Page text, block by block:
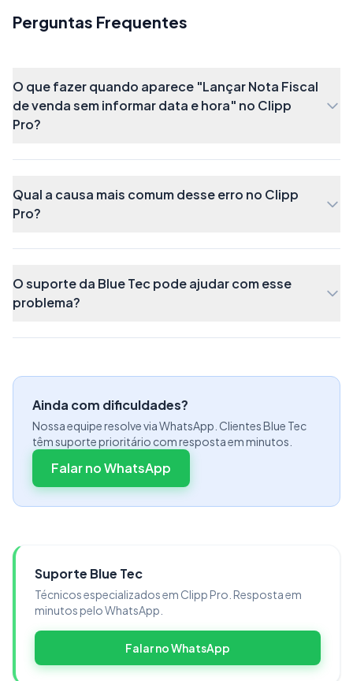
Perguntas Frequentes
O que fazer quando aparece "Lançar Nota Fiscal
de venda sem informar data e hora" no Clipp
Pro?
Qual a causa mais comum desse erro no Clipp
Pro?
O suporte da Blue Tec pode ajudar com esse
problema?
Ainda com dificuldades?
Nossa equipe resolve via WhatsApp. Clientes Blue Tec
têm suporte prioritário com resposta em minutos.
Falar no WhatsApp
Suporte Blue Tec
Técnicos especializados em Clipp Pro. Resposta em
minutos pelo WhatsApp.
Falar no WhatsApp